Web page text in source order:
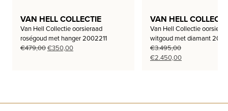
VAN HELL COLLECTIE
Van Hell Collectie oorsieraad
roségoud met hanger 2002211
€479,00Oorspronkelijke
€350,00Huidige
VAN HELL
Van Hell Collectie
witgoud met diamant
€3.495,00
Oorspronkelijke
€2.450,00Huidige